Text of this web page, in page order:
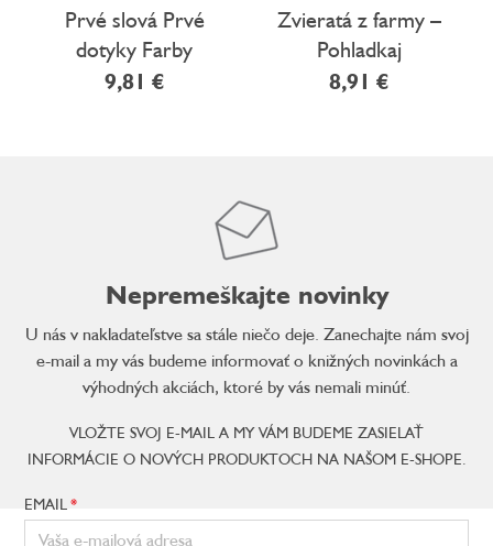
Prvé slová Prvé
dotyky Farby
9,81 €
Zvieratá z farmy –
Pohladkaj
8,91 €
Nepremeškajte novinky
U nás v nakladateľstve sa stále niečo deje. Zanechajte nám svoj
e-mail a my vás budeme informovať o knižných novinkách a
výhodných akciách, ktoré by vás nemali minúť.
VLOŽTE SVOJ E-MAIL A MY VÁM BUDEME ZASIELAŤ
INFORMÁCIE O NOVÝCH PRODUKTOCH NA NAŠOM E-SHOPE.
EMAIL